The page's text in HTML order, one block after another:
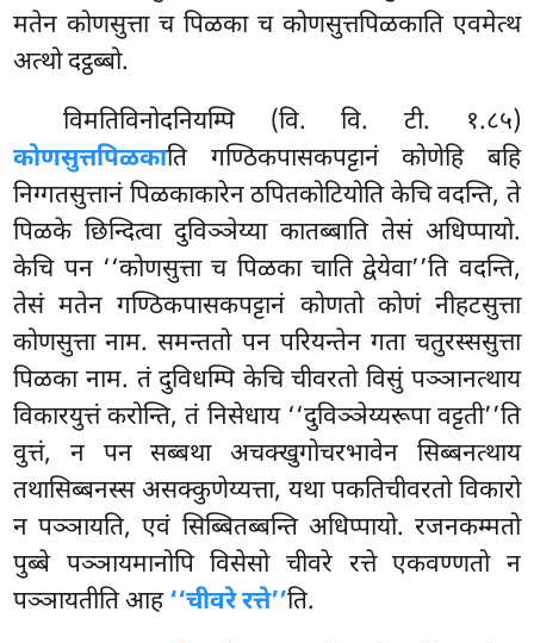
मतेन कोणसुत्ता च पिळका च कोणसुत्तपिळकाति एवमेत्थ
अत्थो दट्ठब्बो.
विमतिविनोदनियम्पि (वि. वि. टी. १.८५)
कोणसुत्तपिळकाति गण्ठिकपासकपट्टानं कोणेहि बहि
निग्गतसुत्तानं पिळकाकारेन ठपितकोटियोति केचि वदन्ति, ते
पिळके छिन्दित्वा दुविञ्ञेय्या कातब्बाति तेसं अधिप्पायो.
केचि पन ‘‘कोणसुत्ता च पिळका चाति द्वेयेवा’’ति वदन्ति,
तेसं मतेन गण्ठिकपासकपट्टानं कोणतो कोणं नीहटसुत्ता
कोणसुत्ता नाम. समन्ततो पन परियन्तेन गता चतुरस्ससुत्ता
पिळका नाम. तं दुविधम्पि केचि चीवरतो विसुं पञ्ञानत्थाय
विकारयुत्तं करोन्ति, तं निसेधाय ‘‘दुविञ्ञेय्यरूपा वट्टती’’ति
वुत्तं, न पन सब्बथा अचक्खुगोचरभावेन सिब्बनत्थाय
तथासिब्बनस्स असक्कुणेय्यत्ता, यथा पकतिचीवरतो विकारो
न पञ्ञायति, एवं सिब्बितब्बन्ति अधिप्पायो. रजनकम्मतो
पुब्बे पञ्ञायमानोपि विसेसो चीवरे रत्ते एकवण्णतो न
पञ्ञायतीति आह‘‘चीवरे रत्ते’’ति.